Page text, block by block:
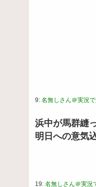
9: 名無しさん＠実況
浜中が馬群縫
明日への意気
19: 名無しさん＠実況